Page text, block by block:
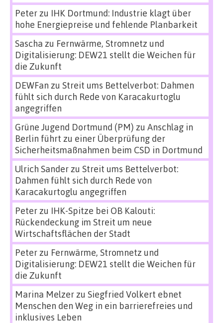
Peterzu IHK Dortmund: Industrie klagt über
hohe Energiepreise und fehlende Planbarkeit
Sascha zu Fernwärme, Stromnetz und
Digitalisierung: DEW21 stellt die Weichen für
die Zukunft
DEWFan zu Streit ums Bettelverbot: Dahmen
fühlt sich durch Rede von Karacakurtoglu
angegriffen
Grüne Jugend Dortmund (PM) zu Anschlag in
Berlin führt zu einer Überprüfung der
Sicherheitsmaßnahmen beim CSD in Dortmund
Ulrich Sanderzu Streit ums Bettelverbot:
Dahmen fühlt sich durch Rede von
Karacakurtoglu angegriffen
Peterzu IHK-Spitze bei OB Kalouti:
Rückendeckung im Streit um neue
Wirtschaftsflächen der Stadt
Peterzu Fernwärme, Stromnetz und
Digitalisierung: DEW21 stellt die Weichen für
die Zukunft
Marina Melzerzu Siegfried Volkert ebnet
Menschen den Weg in ein barrierefreies und
inklusives Leben